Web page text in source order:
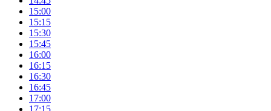
15:00
15:15
15:30
15:45
16:00
16:15
16:30
16:45
17:00
17:15